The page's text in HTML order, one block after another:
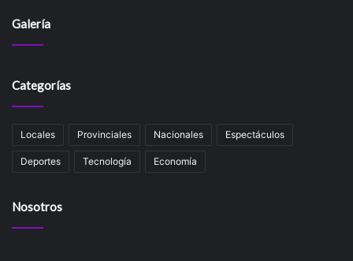
Galería
Categorías
Locales Provinciales Nacionales Espectáculos
Deportes Tecnología Economía
Nosotros